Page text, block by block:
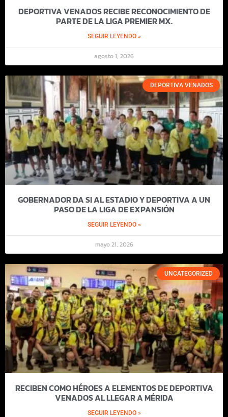
DEPORTIVA VENADOS RECIBE RECONOCIMIENTO DE
PARTE DE LA LIGA PREMIER MX.
SEGUIR LEYENDO »
agosto 1, 2026
DEPORTIVA VENADOS
GOBERNADOR DA SI AL ESTADIO Y DEPORTIVA A UN
PASO DE LA LIGA DE EXPANSIÓN
SEGUIR LEYENDO »
mayo 21, 2026
UNCATEGORIZED
RECIBEN COMO HÉROES A ELEMENTOS DE DEPORTIVA
VENADOS AL LLEGAR A MÉRIDA
SEGUIR LEYENDO »